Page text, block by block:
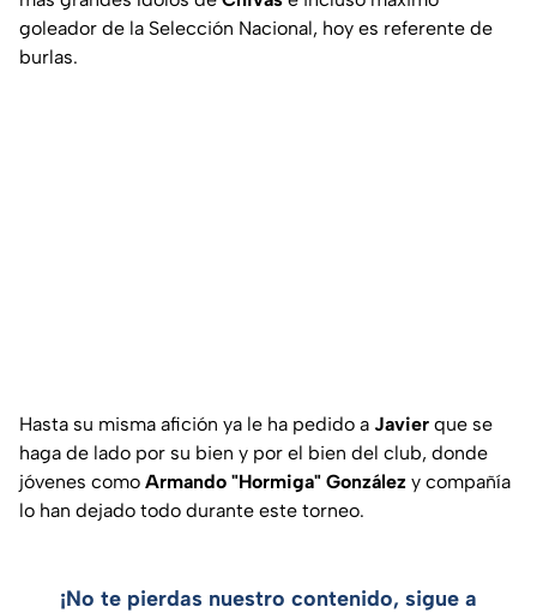
goleador de la Selección Nacional, hoy es referente de
burlas.
Hasta su misma afición ya le ha pedido a Javier que se
haga de lado por su bien y por el bien del club, donde
jóvenes como Armando "Hormiga" González y compañía
lo han dejado todo durante este torneo.
¡No te pierdas nuestro contenido, sigue a